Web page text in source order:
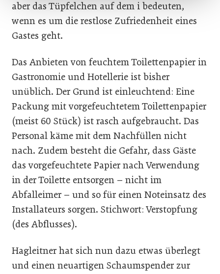
aber das Tüpfelchen auf dem i bedeuten,
wenn es um die restlose Zufriedenheit eines
Gastes geht.
Das Anbieten von feuchtem Toilettenpapier in
Gastronomie und Hotellerie ist bisher
unüblich. Der Grund ist einleuchtend: Eine
Packung mit vorgefeuchtetem Toilettenpapier
(meist 60 Stück) ist rasch aufgebraucht. Das
Personal käme mit dem Nachfüllen nicht
nach. Zudem besteht die Gefahr, dass Gäste
das vorgefeuchtete Papier nach Verwendung
in der Toilette entsorgen – nicht im
Abfalleimer – und so für einen Noteinsatz des
Installateurs sorgen. Stichwort: Verstopfung
(des Abflusses).
Hagleitner hat sich nun dazu etwas überlegt
und einen neuartigen Schaumspender zur